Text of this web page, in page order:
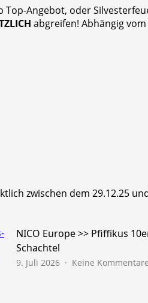
Angebot, oder
abgreifen! Abhängig
zwischen dem 29.12.25
NICO Europe >> Pfiffikus
Schachtel
9. Juli 2026 Keine Kommentare